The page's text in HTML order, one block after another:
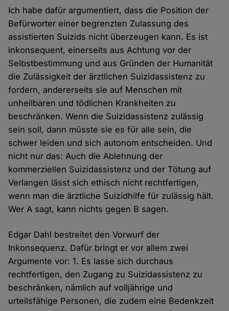
Ich habe dafür argumentiert, dass die Position der
Befürworter einer begrenzten Zulassung des
assistierten Suizids nicht überzeugen kann. Es ist
inkonsequent, einerseits aus Achtung vor der
Selbstbestimmung und aus Gründen der Humanität
die Zulässigkeit der ärztlichen Suizidassistenz zu
fordern, andererseits sie auf Menschen mit
unheilbaren und tödlichen Krankheiten zu
beschränken. Wenn die Suizidassistenz zulässig
sein soll, dann müsste sie es für alle sein, die
schwer leiden und sich autonom entscheiden. Und
nicht nur das: Auch die Ablehnung der
kommerziellen Suizidassistenz und der Tötung auf
Verlangen lässt sich ethisch nicht rechtfertigen,
wenn man die ärztliche Suizidhilfe für zulässig hält.
Wer A sagt, kann nichts gegen B sagen.
Edgar Dahl bestreitet den Vorwurf der
Inkonsequenz. Dafür bringt er vor allem zwei
Argumente vor: 1. Es lasse sich durchaus
rechtfertigen, den Zugang zu Suizidassistenz zu
beschränken, nämlich auf volljährige und
urteilsfähige Personen, die zudem eine Bedenkzeit